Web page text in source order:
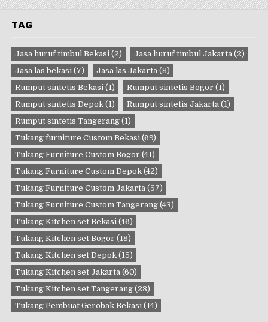
TAG
Jasa huruf timbul Bekasi (2) Jasa huruf timbul Jakarta (2)
Jasa las bekasi (7) Jasa las Jakarta (8)
Rumput sintetis Bekasi (1) Rumput sintetis Bogor (1)
Rumput sintetis Depok (1) Rumput sintetis Jakarta (1)
Rumput sintetis Tangerang (1)
Tukang furniture Custom Bekasi (69)
Tukang Furniture Custom Bogor (41)
Tukang Furniture Custom Depok (42)
Tukang Furniture Custom Jakarta (57)
Tukang Furniture Custom Tangerang (43)
Tukang Kitchen set Bekasi (46)
Tukang Kitchen set Bogor (18)
Tukang Kitchen set Depok (15)
Tukang Kitchen set Jakarta (60)
Tukang Kitchen set Tangerang (23)
Tukang Pembuat Gerobak Bekasi (14)